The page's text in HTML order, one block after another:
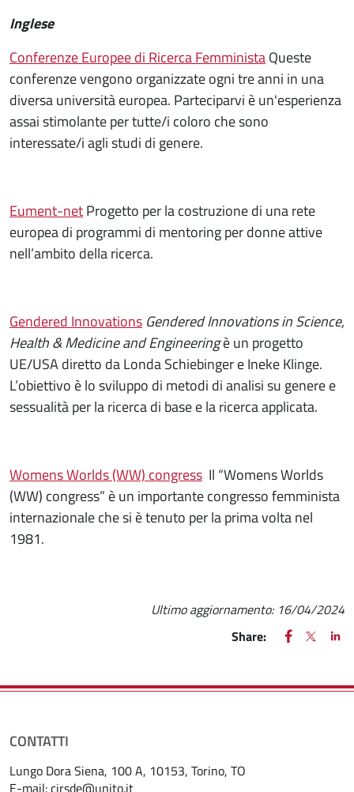
Inglese
Conferenze Europee di Ricerca FemministaQueste
conferenze vengono organizzate ogni tre anni in una
diversa università europea. Parteciparvi è un'esperienza
assai stimolante per tutte/i coloro che sono
interessate/i agli studi di genere.
Eument-netProgetto per la costruzione di una rete
europea di programmi di mentoring per donne attive
nell’ambito della ricerca.
Gendered Innovations Gendered Innovations in Science,
Health & Medicine and Engineeringè un progetto
UE/USA diretto da Londa Schiebinger e Ineke Klinge.
L’obiettivo è lo sviluppo di metodi di analisi su genere e
sessualità per la ricerca di base e la ricerca applicata.
Womens Worlds (WW) congress Il “Womens Worlds
(WW) congress” è un importante congresso femminista
internazionale che si è tenuto per la prima volta nel
1981.
Ultimo aggiornamento: 16/04/2024
Share:
FACEBOOK
(apre una
X
(apre
CONTATTI
Lungo Dora Siena, 100 A, 10153, Torino, TO
E-mail:cirsde@unito.it